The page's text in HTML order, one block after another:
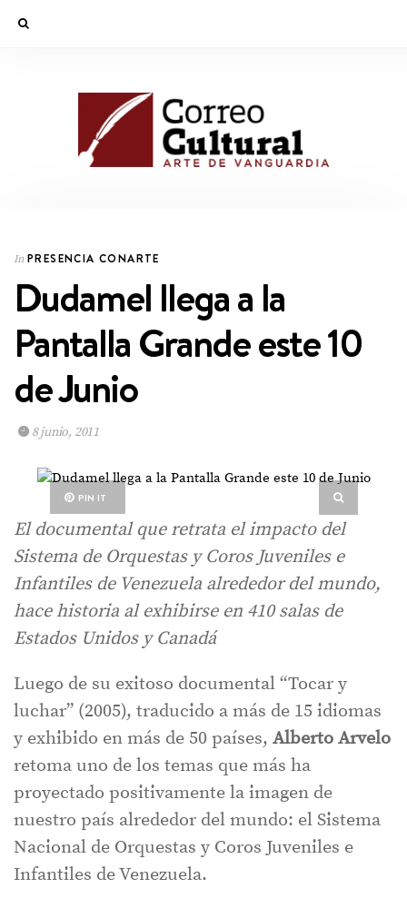
In PRESENCIA CONARTE
Dudamel llega a la
Pantalla Grande este 10
de Junio
8 junio, 2011
PIN IT
El documental que retrata el impacto del
Sistema de Orquestas y Coros Juveniles e
Infantiles de Venezuela alrededor del mundo,
hace historia al exhibirse en 410 salas de
Estados Unidos y Canadá
Luego de su exitoso documental “Tocar y
luchar” (2005), traducido a más de 15 idiomas
y exhibido en más de 50 países, Alberto Arvelo
retoma uno de los temas que más ha
proyectado positivamente la imagen de
nuestro país alrededor del mundo: el Sistema
Nacional de Orquestas y Coros Juveniles e
Infantiles de Venezuela.